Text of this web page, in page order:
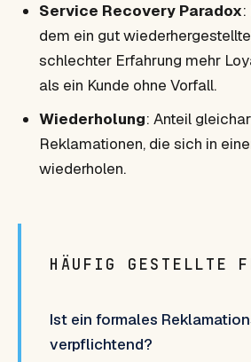
Service Recovery Paradox
dem ein gut
schlechter Erfahrung mehr
als ein Kunde ohne Vorfall.
Wiederholung: Anteil
Reklamationen, die sich in
wiederholen.
HÄUFIG GESTELLTE
Ist ein formales
verpflichtend?